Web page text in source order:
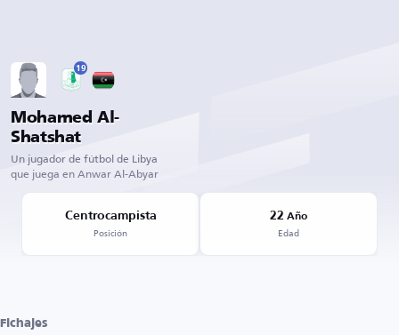
19
Mohamed Al-
Shatshat
Un jugador de fútbol de Libya
que juega en Anwar Al-Abyar
Centrocampista
Posición
22 Año
Edad
Fichajes